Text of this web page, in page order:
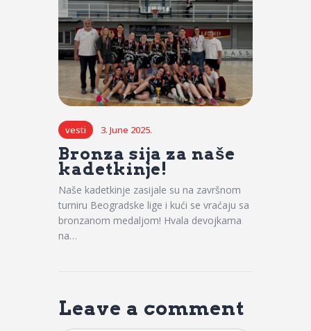
vesti 3. June 2025.
Bronza sija za naše
kadetkinje!
Naše kadetkinje zasijale su na završnom
turniru Beogradske lige i kući se vraćaju sa
bronzanom medaljom! Hvala devojkama
na…
Leave a comment